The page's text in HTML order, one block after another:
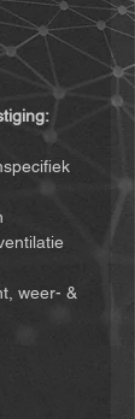
weer- &